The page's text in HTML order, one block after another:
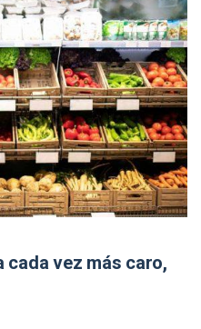
cada vez más caro,